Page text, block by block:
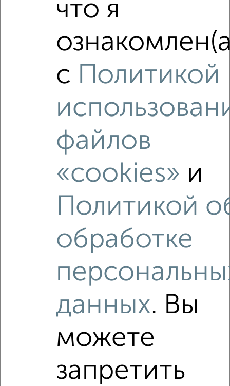
Рядом, с меньшей ценой
1-к квартира, вторичка, 31м², 2/3 этаж
72 200₽ за м²
Агентство, 06.08.2026
что я
с Политикой
файлов
«cookies» и
Политикой
обработке
данных. Вы
можете
запретить